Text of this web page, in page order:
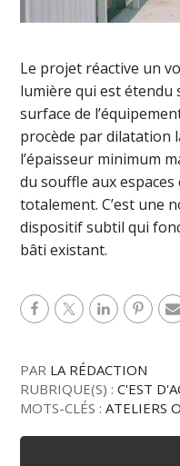
Le projet réactive un
lumière qui est étendu
surface de
procède par dilatation
l’épaisseur minimum
du souffle aux
totalement. C’est une
dispositif subtil qui
bâti existant.
PAR LA RÉDACTION
RUBRIQUE(S) :C'EST
MOTS-CLÉS :ATELIERS